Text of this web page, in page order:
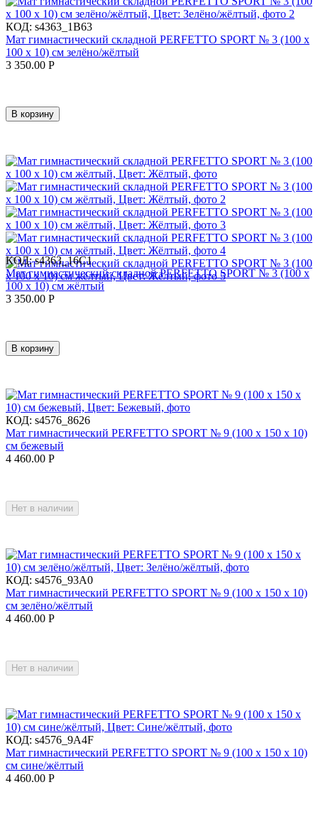
КОД: s4363_1B63
Мат гимнастический складной PERFETTO SPORT № 3 (100 х
100 х 10) см зелёно/жёлтый
3 350.00 Р
В корзину
КОД: s4363_16C1
Мат гимнастический складной PERFETTO SPORT № 3 (100 х
100 х 10) см жёлтый
3 350.00 Р
В корзину
КОД: s4576_8626
Мат гимнастический PERFETTO SPORT № 9 (100 х 150 х 10)
см бежевый
4 460.00 Р
Нет в наличии
КОД: s4576_93A0
Мат гимнастический PERFETTO SPORT № 9 (100 х 150 х 10)
см зелёно/жёлтый
4 460.00 Р
Нет в наличии
КОД: s4576_9A4F
Мат гимнастический PERFETTO SPORT № 9 (100 х 150 х 10)
см сине/жёлтый
4 460.00 Р